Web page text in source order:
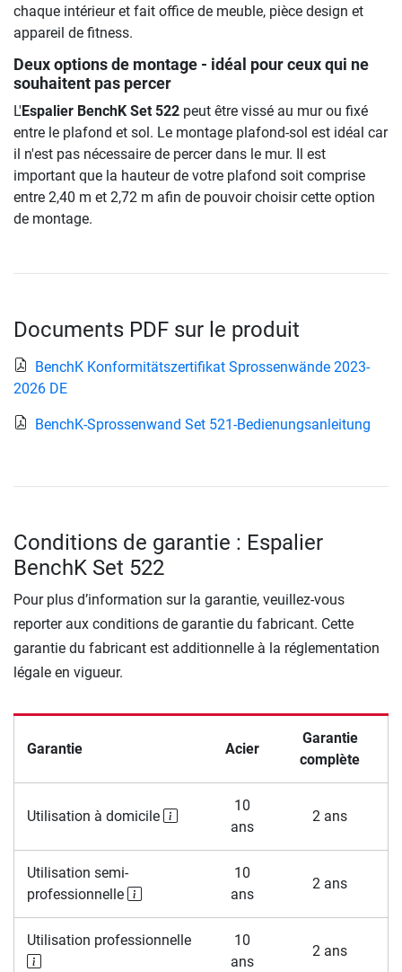
chaque intérieur et fait office de meuble, pièce design et
appareil de fitness.
Deux options de montage - idéal pour ceux qui ne
souhaitent pas percer
L'Espalier BenchK Set 522 peut être vissé au mur ou fixé
entre le plafond et sol. Le montage plafond-sol est idéal car
il n'est pas nécessaire de percer dans le mur. Il est
important que la hauteur de votre plafond soit comprise
entre 2,40 m et 2,72 m afin de pouvoir choisir cette option
de montage.
Documents PDF sur le produit
BenchK Konformitätszertifikat Sprossenwände 2023-
2026 DE
BenchK-Sprossenwand Set 521-Bedienungsanleitung
Conditions de garantie : Espalier
BenchK Set 522
Pour plus d’information sur la garantie, veuillez-vous
reporter aux conditions de garantie du fabricant. Cette
garantie du fabricant est additionnelle à la réglementation
légale en vigueur.
Garantie Acier
Garantie
complète
Utilisation à domicile
10
ans
2 ans
Utilisation semi-
professionnelle
10
ans
2 ans
Utilisation professionnelle
10
ans
2 ans